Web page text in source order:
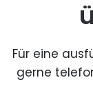
Für eine
gerne